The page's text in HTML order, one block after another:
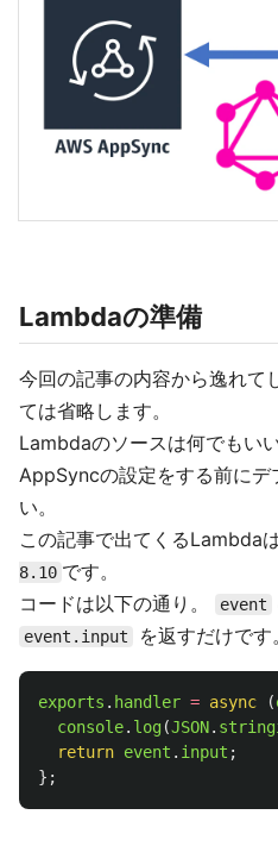
Lambdaの準備
今回の記事の内容から逸れて
ては省略します。
Lambdaのソースは何でもいい
AppSyncの設定をする前にデ
い。
この記事で出てくるLambda
8.10 です。
コードは以下の通り。
event
event.input を返すだけです。
exports . handler = async (
console. log(JSON.
return event . input ;
};